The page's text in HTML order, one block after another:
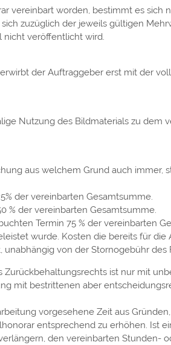
vereinbart worden, bestimmt es
zuzüglich der jeweils gültigen
veröffentlicht wird.
der Auftraggeber erst mit der
Nutzung des Bildmaterials zu dem
aus welchem Grund auch immer,
der vereinbarten Gesamtsumme.
% der vereinbarten Gesamtsumme.
Termin 75 % der vereinbarten
wurde. Kosten die bereits für
von der Stornogebühr des
Zurückbehaltungsrechts ist nur mit
mit bestrittenen aber
vorgesehene Zeit aus
entsprechend zu erhöhen. Ist
den vereinbarten Stunden-